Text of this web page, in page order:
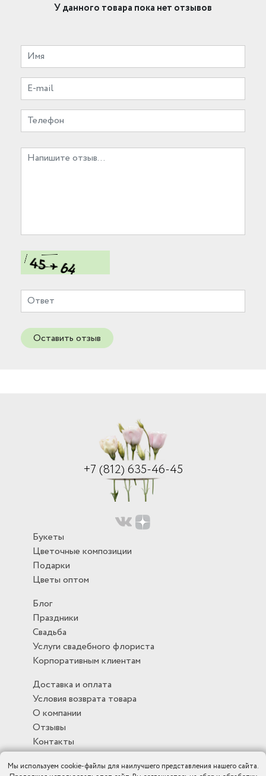
У данного товара пока нет отзывов
Оставить отзыв
+7 (812) 635-46-45
Букеты
Цветочные композиции
Подарки
Цветы оптом
Блог
Праздники
Свадьба
Услуги свадебного флориста
Корпоративным клиентам
Доставка и оплата
Условия возврата товара
О компании
Отзывы
Контакты
Мы используем cookie-файлы для наилучшего представления нашего сайта.